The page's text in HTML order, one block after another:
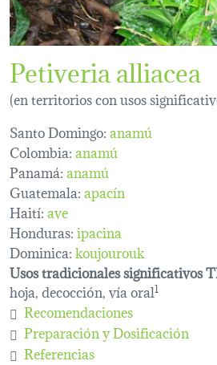
Petiveria alliacea
(en territorios con usos
Santo Domingo:anamú
Colombia:anamú
Panamá:anamú
Guatemala:apacín
Haití:ave
Honduras:ipacina
Dominica:koujourouk
Usos tradicionales significativos
hoja, decocción, vía oral1
Recomendaciones
Preparación y Dosificación
Referencias